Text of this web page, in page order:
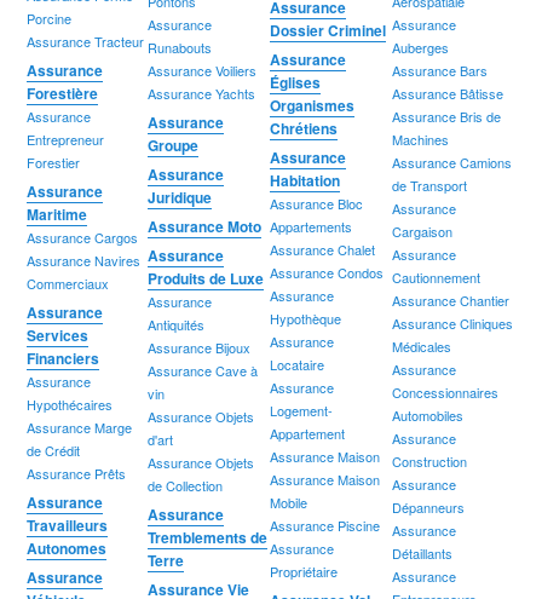
Porcine
Assurance Tracteur
Assurance
Runabouts
Assurance Voiliers
Assurance Yachts
Assurance
Auberges
Assurance Bars
Assurance Bâtisse
Assurance Bris de
Machines
Assurance Camions
de Transport
Assurance
Cargaison
Assurance
Cautionnement
Assurance Chantier
Assurance Cliniques
Médicales
Assurance
Concessionnaires
Automobiles
Assurance
Construction
Assurance
Dépanneurs
Assurance
Détaillants
Assurance
Assurance
Dossier Criminel
Assurance
Églises
Organismes
Chrétiens
Assurance
Forestière
Assurance
Entrepreneur
Forestier
Assurance
Groupe
Assurance
Habitation
Assurance Bloc
Appartements
Assurance Chalet
Assurance Condos
Assurance
Hypothèque
Assurance
Locataire
Assurance
Logement-
Appartement
Assurance Maison
Assurance Maison
Mobile
Assurance Piscine
Assurance
Propriétaire
Assurance
Juridique
Assurance
Maritime
Assurance Cargos
Assurance Navires
Commerciaux
Assurance Moto
Assurance
Produits de Luxe
Assurance
Antiquités
Assurance Bijoux
Assurance Cave à
vin
Assurance Objets
d'art
Assurance Objets
de Collection
Assurance
Services
Financiers
Assurance
Hypothécaires
Assurance Marge
de Crédit
Assurance Prêts
Assurance
Travailleurs
Autonomes
Assurance
Tremblements de
Terre
Assurance
Assurance Vie